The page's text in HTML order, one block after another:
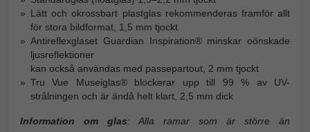
Lätt och okrossbart plastglas rekommenderas framför allt
för stora bildformat, 1,5 mm tjockt
Antireflexglaset Guardian Inspiration® minskar oönskade
ljusreflektioner
kan också användas med passepartout, 2 mm tjockt
Tru Vue Museiglas® blockerar upp till 99 % av UV-
strålningen och är ändå helt klart, 2,5 mm dick
Information om glas: Alla ramar som är större än